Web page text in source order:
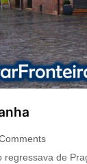
regressava de